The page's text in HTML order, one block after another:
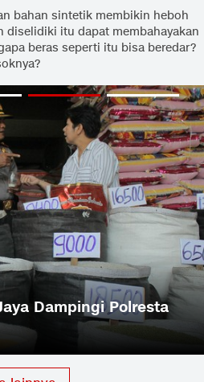
bahan sintetik membikin heboh
diselidiki itu dapat membahayakan
beras seperti itu bisa beredar?
Dampingi Polresta